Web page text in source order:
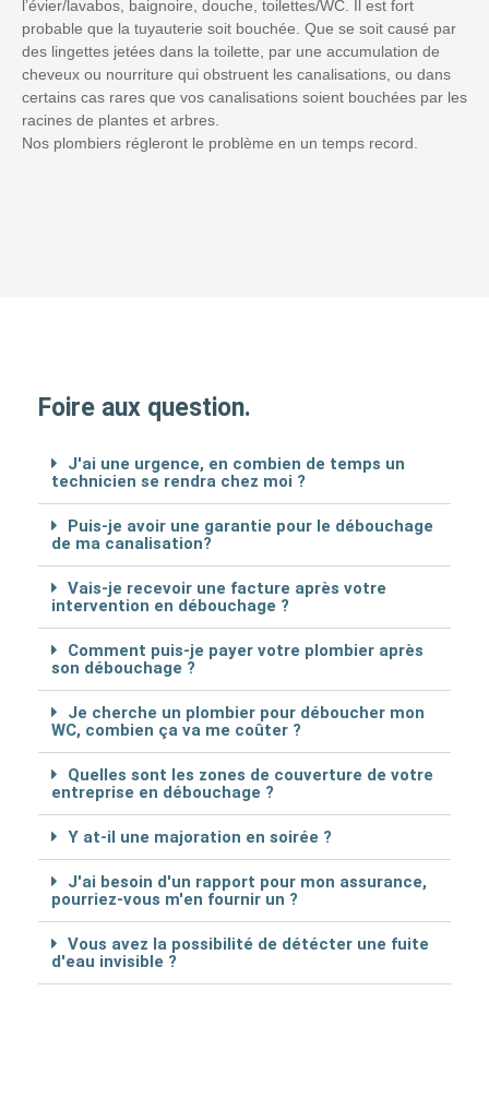
l’évier/lavabos, baignoire, douche, toilettes/WC. Il est fort
probable que la tuyauterie soit bouchée. Que se soit causé par
des lingettes jetées dans la toilette, par une accumulation de
cheveux ou nourriture qui obstruent les canalisations, ou dans
certains cas rares que vos canalisations soient bouchées par les
racines de plantes et arbres.
Nos plombiers régleront le problème en un temps record.
Foire aux question.
J'ai une urgence, en combien de temps un
technicien se rendra chez moi ?
Puis-je avoir une garantie pour le débouchage
de ma canalisation?
Vais-je recevoir une facture après votre
intervention en débouchage ?
Comment puis-je payer votre plombier après
son débouchage ?
Je cherche un plombier pour déboucher mon
WC, combien ça va me coûter ?
Quelles sont les zones de couverture de votre
entreprise en débouchage ?
Y at-il une majoration en soirée ?
J'ai besoin d'un rapport pour mon assurance,
pourriez-vous m'en fournir un ?
Vous avez la possibilité de détécter une fuite
d'eau invisible ?